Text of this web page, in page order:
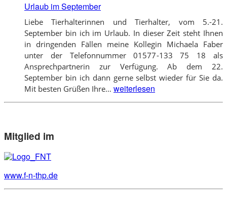
Urlaub im September
Liebe Tierhalterinnen und Tierhalter, vom 5.-21.
September bin ich im Urlaub. In dieser Zeit steht Ihnen
in dringenden Fällen meine Kollegin Michaela Faber
unter der Telefonnummer 01577-133 75 18 als
Ansprechpartnerin zur Verfügung. Ab dem 22.
September bin ich dann gerne selbst wieder für Sie da.
Mit besten Grüßen Ihre… Urlaub
im
September
weiterlesen
Mitglied im
www.f-n-thp.de